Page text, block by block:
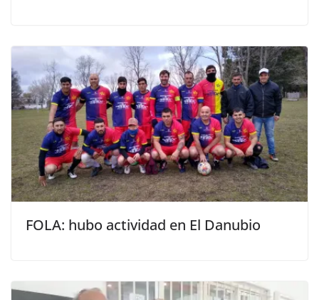
FOLA: hubo actividad en El Danubio